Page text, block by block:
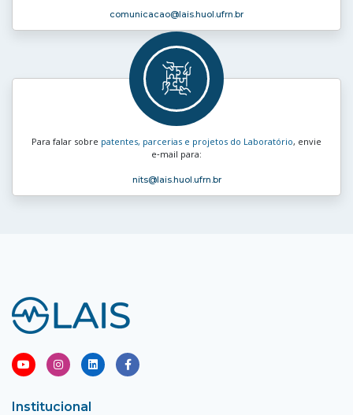
comunicacao@lais.huol.ufrn.br
Para falar sobre patentes, parcerias e projetos do Laboratório, envie
e‑mail para:
nits@lais.huol.ufrn.br
Institucional